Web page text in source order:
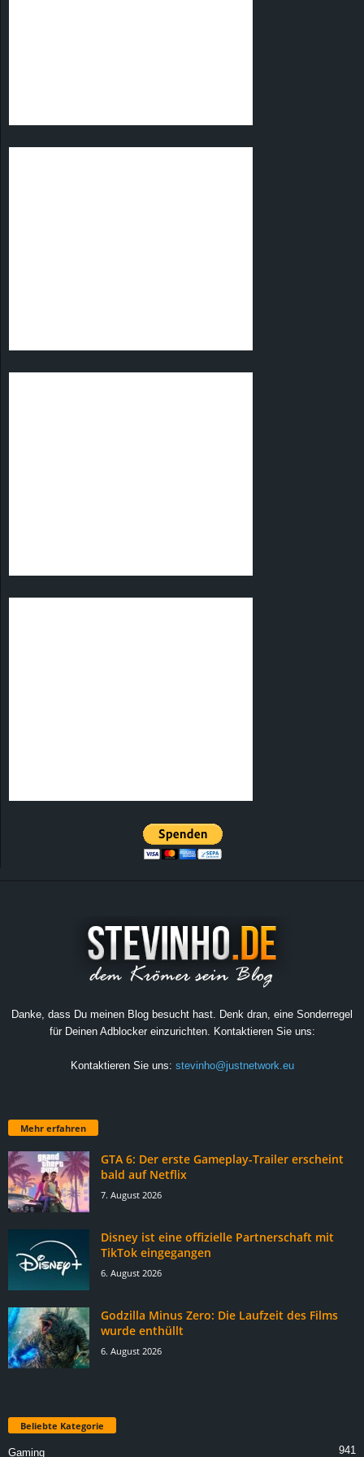
Danke, dass Du meinen Blog besucht hast. Denk dran, eine Sonderregel
für Deinen Adblocker einzurichten. Kontaktieren Sie uns:
Kontaktieren Sie uns: stevinho@justnetwork.eu
Mehr erfahren
GTA 6: Der erste Gameplay-Trailer erscheint
bald auf Netflix
7. August 2026
Disney ist eine offizielle Partnerschaft mit
TikTok eingegangen
6. August 2026
Godzilla Minus Zero: Die Laufzeit des Films
wurde enthüllt
6. August 2026
Beliebte Kategorie
Gaming 941